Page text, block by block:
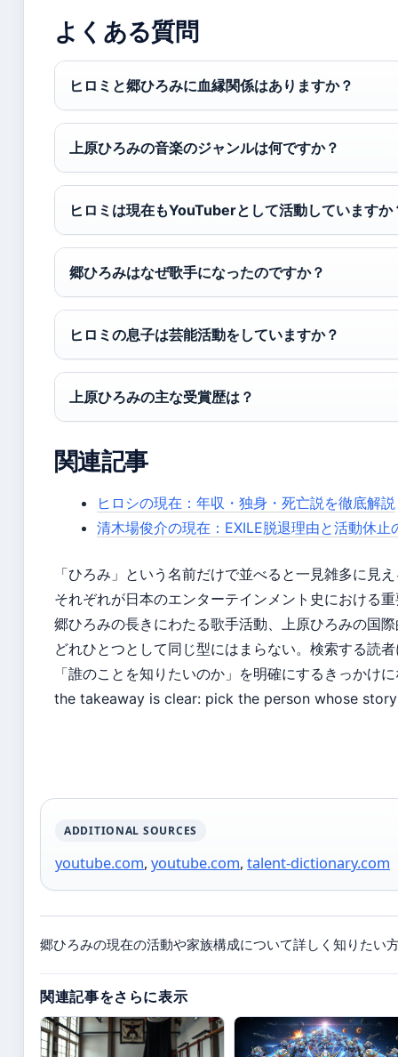
よくある質問
ヒロミと郷ひろみに血縁関係はありますか？
上原ひろみの音楽のジャンルは何ですか？
ヒロミは現在もYouTuberとして活動していますか
郷ひろみはなぜ歌手になったのですか？
ヒロミの息子は芸能活動をしていますか？
上原ひろみの主な受賞歴は？
関連記事
ヒロシの現在：年収・独身・死亡説を徹底解説
清木場俊介の現在：EXILE脱退理由と活動休止
「ひろみ」という名前だけで並べると一見雑多に見
それぞれが日本のエンターテインメント史における
郷ひろみの長きにわたる歌手活動、上原ひろみの国
どれひとつとして同じ型にはまらない。検索する読
「誰のことを知りたいのか」を明確にするきっか
the takeaway is clear: pick the person whose
ADDITIONAL SOURCES
youtube.com, youtube.com, talent-dictionary.com
郷ひろみの現在の活動や家族構成について詳しく知りたい
関連記事をさらに表示